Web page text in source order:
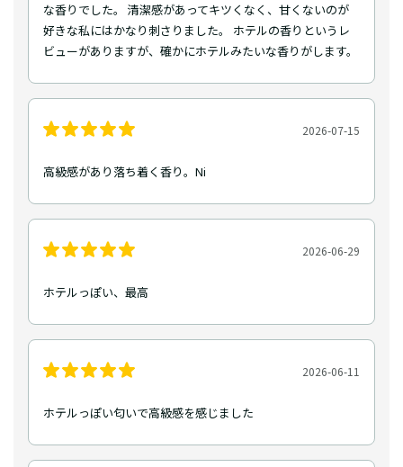
な香りでした。 清潔感があってキツくなく、甘くないのが
好きな私にはかなり刺さりました。 ホテルの香りというレ
ビューがありますが、確かにホテルみたいな香りがします。
2026-07-15
高級感があり落ち着く香り。Ni
2026-06-29
ホテルっぽい、最高
2026-06-11
ホテルっぽい匂いで高級感を感じました